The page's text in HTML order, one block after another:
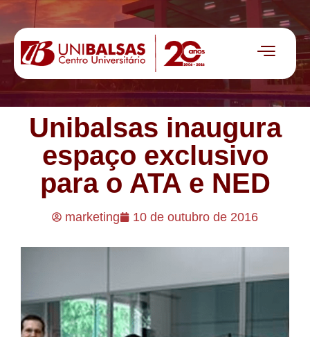
Unibalsas inaugura
espaço exclusivo
para o ATA e NED
marketing 10 de outubro de 2016